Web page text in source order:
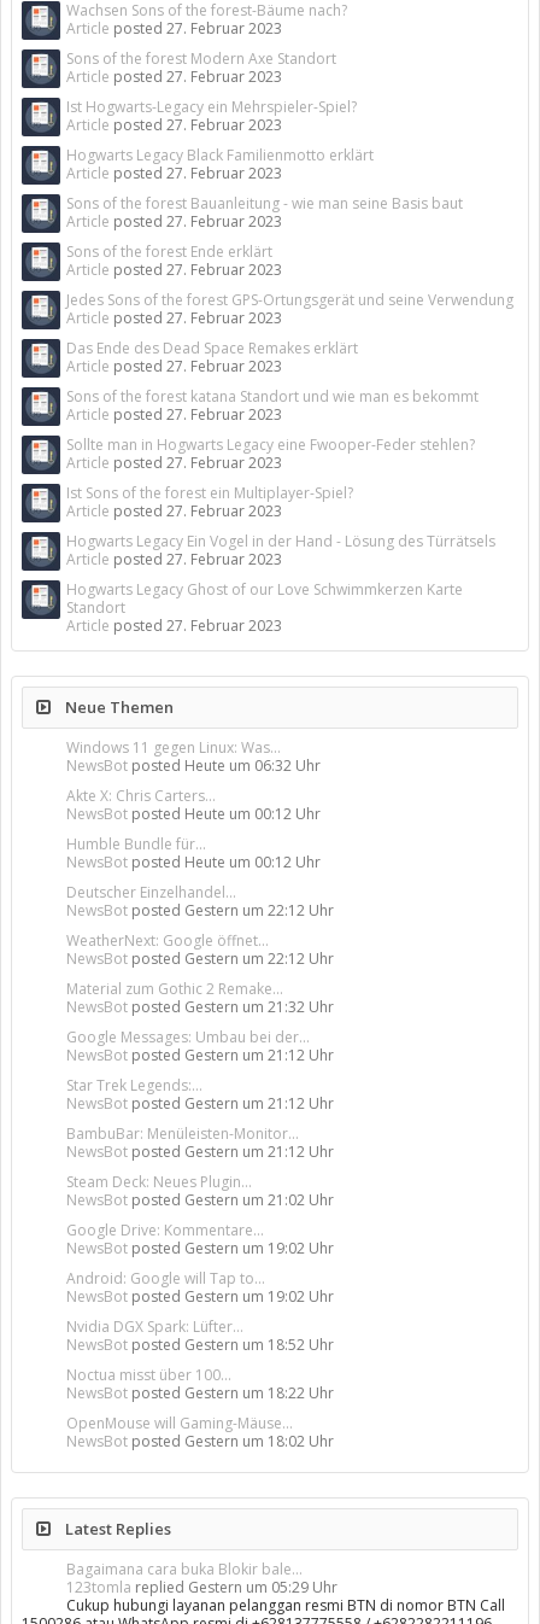
Wachsen Sons of the forest-Bäume nach?
Article posted 27. Februar 2023
Sons of the forest Modern Axe Standort
Article posted 27. Februar 2023
Ist Hogwarts-Legacy ein Mehrspieler-Spiel?
Article posted 27. Februar 2023
Hogwarts Legacy Black Familienmotto erklärt
Article posted 27. Februar 2023
Sons of the forest Bauanleitung - wie man seine Basis baut
Article posted 27. Februar 2023
Sons of the forest Ende erklärt
Article posted 27. Februar 2023
Jedes Sons of the forest GPS-Ortungsgerät und seine Verwendung
Article posted 27. Februar 2023
Das Ende des Dead Space Remakes erklärt
Article posted 27. Februar 2023
Sons of the forest katana Standort und wie man es bekommt
Article posted 27. Februar 2023
Sollte man in Hogwarts Legacy eine Fwooper-Feder stehlen?
Article posted 27. Februar 2023
Ist Sons of the forest ein Multiplayer-Spiel?
Article posted 27. Februar 2023
Hogwarts Legacy Ein Vogel in der Hand - Lösung des Türrätsels
Article posted 27. Februar 2023
Hogwarts Legacy Ghost of our Love Schwimmkerzen Karte
Standort
Article posted 27. Februar 2023
Neue Themen
Windows 11 gegen Linux: Was...
NewsBot posted Heute um 06:32 Uhr
Akte X: Chris Carters...
NewsBot posted Heute um 00:12 Uhr
Humble Bundle für...
NewsBot posted Heute um 00:12 Uhr
Deutscher Einzelhandel...
NewsBot posted Gestern um 22:12 Uhr
WeatherNext: Google öffnet...
NewsBot posted Gestern um 22:12 Uhr
Material zum Gothic 2 Remake...
NewsBot posted Gestern um 21:32 Uhr
Google Messages: Umbau bei der...
NewsBot posted Gestern um 21:12 Uhr
Star Trek Legends:...
NewsBot posted Gestern um 21:12 Uhr
BambuBar: Menüleisten-Monitor...
NewsBot posted Gestern um 21:12 Uhr
Steam Deck: Neues Plugin...
NewsBot posted Gestern um 21:02 Uhr
Google Drive: Kommentare...
NewsBot posted Gestern um 19:02 Uhr
Android: Google will Tap to...
NewsBot posted Gestern um 19:02 Uhr
Nvidia DGX Spark: Lüfter...
NewsBot posted Gestern um 18:52 Uhr
Noctua misst über 100...
NewsBot posted Gestern um 18:22 Uhr
OpenMouse will Gaming-Mäuse...
NewsBot posted Gestern um 18:02 Uhr
Latest Replies
Bagaimana cara buka Blokir bale...
123tomla replied Gestern um 05:29 Uhr
Cukup hubungi layanan pelanggan resmi BTN di nomor BTN Call